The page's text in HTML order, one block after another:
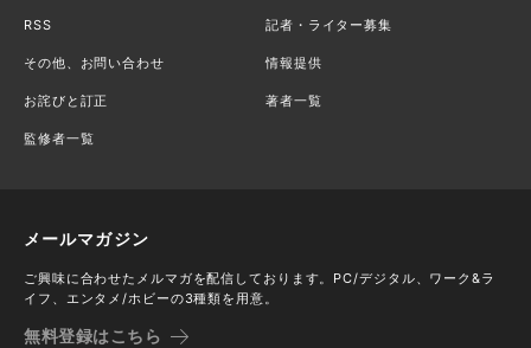
RSS 記者・ライター募集
その他、お問い合わせ 情報提供
お詫びと訂正 著者一覧
監修者一覧
メールマガジン
ご興味に合わせたメルマガを配信しております。PC/デジタル、ワーク&ラ
イフ、エンタメ/ホビーの3種類を用意。
無料登録はこちら